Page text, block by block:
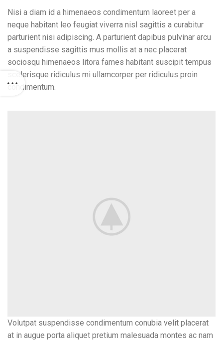
Nisi a diam id a himenaeos condimentum laoreet per a
neque habitant leo feugiat viverra nisl sagittis a curabitur
parturient nisi adipiscing. A parturient dapibus pulvinar arcu
a suspendisse sagittis mus mollis at a nec placerat
sociosqu himenaeos litora fames habitant suscipit tempus
scelerisque ridiculus mi ullamcorper per ridiculus proin
condimentum.
Volutpat suspendisse condimentum conubia velit placerat
at in augue porta aliquet pretium malesuada montes ac nam